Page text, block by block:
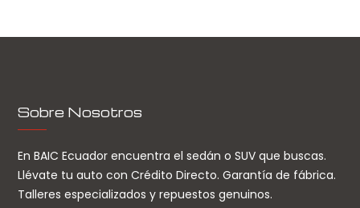
Sobre Nosotros
En BAIC Ecuador encuentra el sedán o SUV que buscas.
Llévate tu auto con Crédito Directo. Garantía de fábrica.
Talleres especializados y repuestos genuinos.